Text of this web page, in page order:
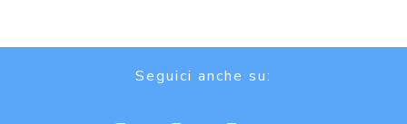
Seguici anche su: